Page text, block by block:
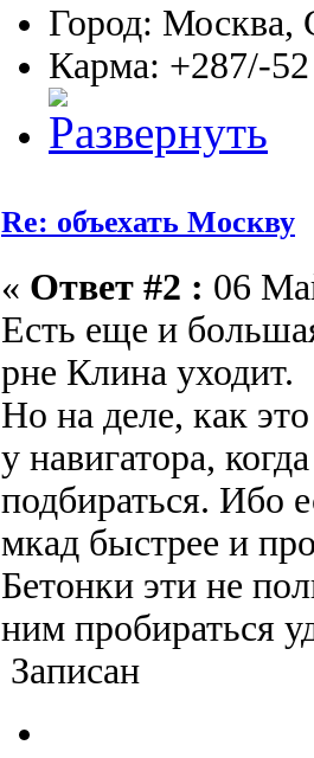
Город:
Карма: +287/-52
Re: объехать Москву
« Ответ #2 : 06
Есть еще и
рне Клина уходит.
Но на деле, как
у навигатора,
подбираться. Ибо
мкад быстрее и
Бетонки эти не
ним пробираться
Записан